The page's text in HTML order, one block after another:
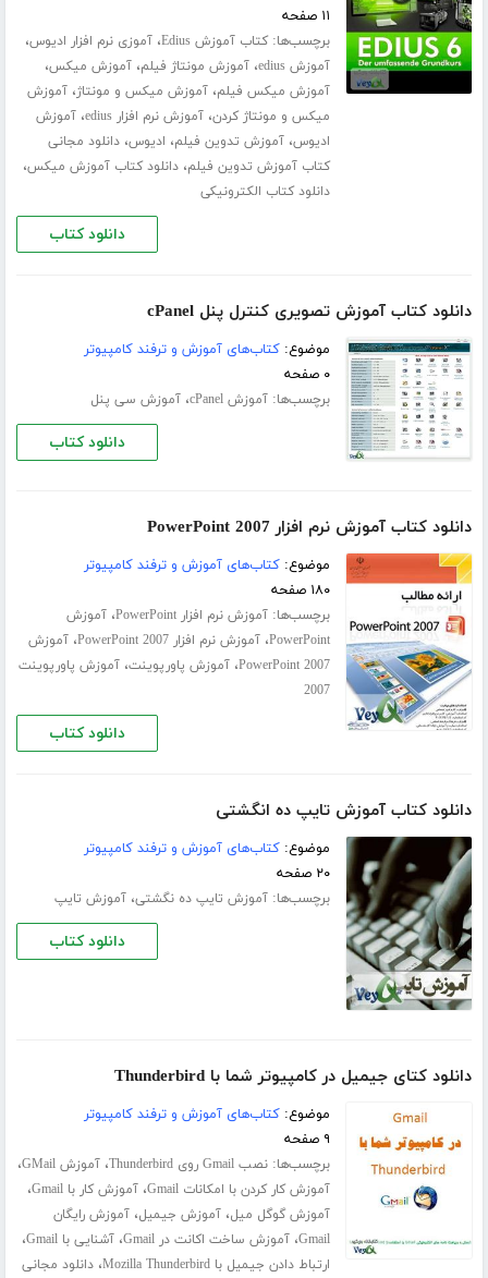
۱۱ صفحه
برچسب‌ها:کتاب آموزش Edius ،آموزی نرم افزار ادیوس،
آموزش edius ،آموزش مونتاژ فیلم،آموزش میکس،
آموزش میکس فیلم،آموزش میکس و مونتاژ،آموزش
میکس و مونتاژ کردن،آموزش نرم افزار edius ،آموزش
ادیوس،آموزش تدوین فیلم، ادیوس،دانلود مجانی
کتاب آموزش تدوین فیلم،دانلود کتاب آموزش میکس،
دانلود کتاب الکترونیکی
دانلود کتاب
دانلود کتاب آموزش تصویری کنترل پنل cPanel
موضوع:کتاب‌های آموزش و ترفند کامپیوتر
۰ صفحه
برچسب‌ها:آموزش cPanel ،آموزش سی پنل
دانلود کتاب
دانلود کتاب آموزش نرم افزار PowerPoint 2007
موضوع:کتاب‌های آموزش و ترفند کامپیوتر
۱۸۰ صفحه
برچسب‌ها:آموزش نرم افزار PowerPoint ،آموزش
PowerPoint،آموزش نرم افزار PowerPoint 2007 ،آموزش
PowerPoint 2007،آموزش پاورپوینت،آموزش پاورپوینت
2007
دانلود کتاب
دانلود کتاب آموزش تایپ ده انگشتی
موضوع:کتاب‌های آموزش و ترفند کامپیوتر
۲۰ صفحه
برچسب‌ها:آموزش تایپ ده‌ نگشتی،آموزش تایپ
دانلود کتاب
دانلود کتای جیمیل در کامپیوتر شما با Thunderbird
موضوع:کتاب‌های آموزش و ترفند کامپیوتر
۹ صفحه
برچسب‌ها:نصب Gmail روی Thunderbird ،آموزش GMail ،
آموزش کار کردن با امکانات Gmail ،آموزش کار با Gmail ،
آموزش گوگل میل،آموزش جیمیل،آموزش رایگان
Gmail،آموزش ساخت اکانت در Gmail ،آشنایی با Gmail ،
ارتباط دادن جیمیل با Mozilla Thunderbird ،دانلود مجانی